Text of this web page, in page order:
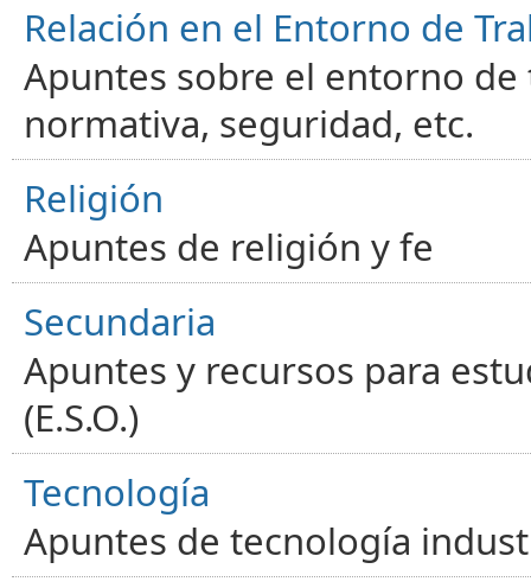
Relación en el Entorno de
Apuntes sobre el entorno
normativa, seguridad, etc.
Religión
Apuntes de religión y fe
Secundaria
Apuntes y recursos para
(E.S.O.)
Tecnología
Apuntes de tecnología